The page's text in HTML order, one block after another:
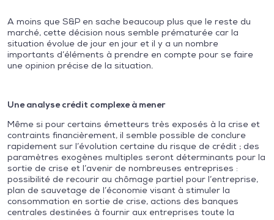
A moins que S&P en sache beaucoup plus que le reste du
marché, cette décision nous semble prématurée car la
situation évolue de jour en jour et il y a un nombre
importants d’éléments à prendre en compte pour se faire
une opinion précise de la situation.
Une analyse crédit complexe à mener
Même si pour certains émetteurs très exposés à la crise et
contraints financièrement, il semble possible de conclure
rapidement sur l’évolution certaine du risque de crédit ; des
paramètres exogènes multiples seront déterminants pour la
sortie de crise et l’avenir de nombreuses entreprises :
possibilité de recourir au chômage partiel pour l’entreprise,
plan de sauvetage de l’économie visant à stimuler la
consommation en sortie de crise, actions des banques
centrales destinées à fournir aux entreprises toute la